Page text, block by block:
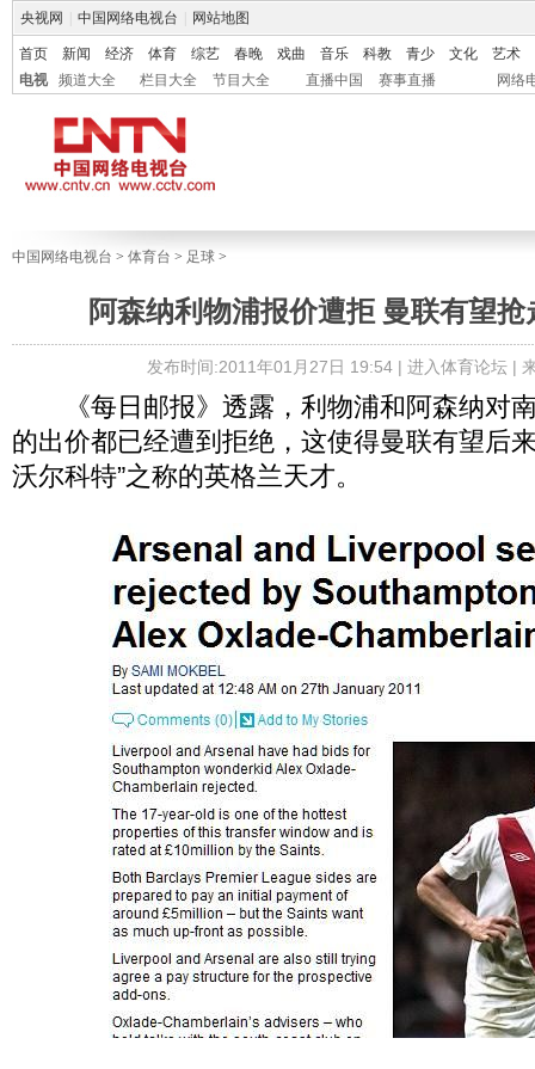
央视网 中国网络电视台 网站地图
首页 新闻 经济 体育 综艺 春晚 戏曲 音乐 科教 青少 文化
艺术
电视
频道大全 栏目大全 节目大全 直播中国 赛事直播 网络
中国网络电视台 > 体育台 > 足球 >
阿森纳利物浦报价遭拒 曼联有望
发布时间:2011年01月27日 19:54 | 进入体育论坛|
《每日邮报》透露，利物浦和阿森纳对
的出价都已经遭到拒绝，这使得曼联有望后
沃尔科特”之称的英格兰天才。